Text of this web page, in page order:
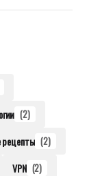
(2)
рецепты (2)
VPN (2)